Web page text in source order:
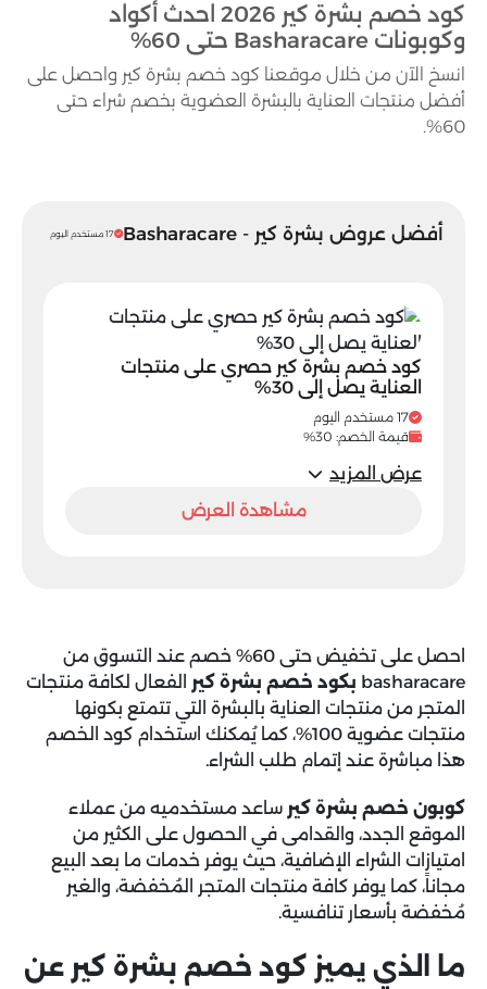
كود خصم بشرة كير 2026 احدث أكواد
وكوبونات Basharacare حتى 60%
انسخ الآن من خلال موقعنا كود خصم بشرة كير واحصل على
أفضل منتجات العناية بالبشرة العضوية بخصم شراء حتى
60%.
أفضل عروض بشرة كير - Basharacare 17 مستخدم اليوم
كود خصم بشرة كير حصري على منتجات
العناية يصل إلى 30%
17 مستخدم اليوم
قيمة الخصم: 30%
عرض المزيد
مشاهدة العرض
احصل على تخفيض حتى 60% خصم عند التسوق من
basharacare بكود خصم بشرة كير
الفعال لكافة منتجات
المتجر من منتجات العناية بالبشرة التي تتمتع بكونها
منتجات عضوية 100%، كما يُمكنك استخدام كود الخصم
هذا مباشرة عند إتمام طلب الشراء.
كوبون خصم بشرة كير ساعد مستخدميه من عملاء
الموقع الجدد، والقدامى في الحصول على الكثير من
امتيازات الشراء الإضافية، حيث يوفر خدمات ما بعد البيع
مجاناً، كما يوفر كافة منتجات المتجر المُخفضة، والغير
مُخفضة بأسعار تنافسية.
ما الذي يميز كود خصم بشرة كير عن